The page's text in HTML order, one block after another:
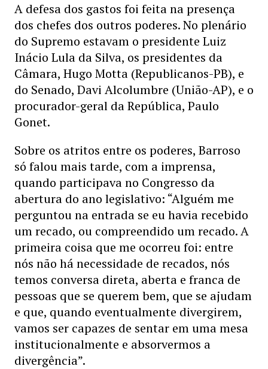
A defesa dos gastos foi feita na presença
dos chefes dos outros poderes. No plenário
do Supremo estavam o presidente Luiz
Inácio Lula da Silva, os presidentes da
Câmara, Hugo Motta (Republicanos-PB), e
do Senado, Davi Alcolumbre (União-AP), e o
procurador-geral da República, Paulo
Gonet.
Sobre os atritos entre os poderes, Barroso
só falou mais tarde, com a imprensa,
quando participava no Congresso da
abertura do ano legislativo: “Alguém me
perguntou na entrada se eu havia recebido
um recado, ou compreendido um recado. A
primeira coisa que me ocorreu foi: entre
nós não há necessidade de recados, nós
temos conversa direta, aberta e franca de
pessoas que se querem bem, que se ajudam
e que, quando eventualmente divergirem,
vamos ser capazes de sentar em uma mesa
institucionalmente e absorvermos a
divergência”.